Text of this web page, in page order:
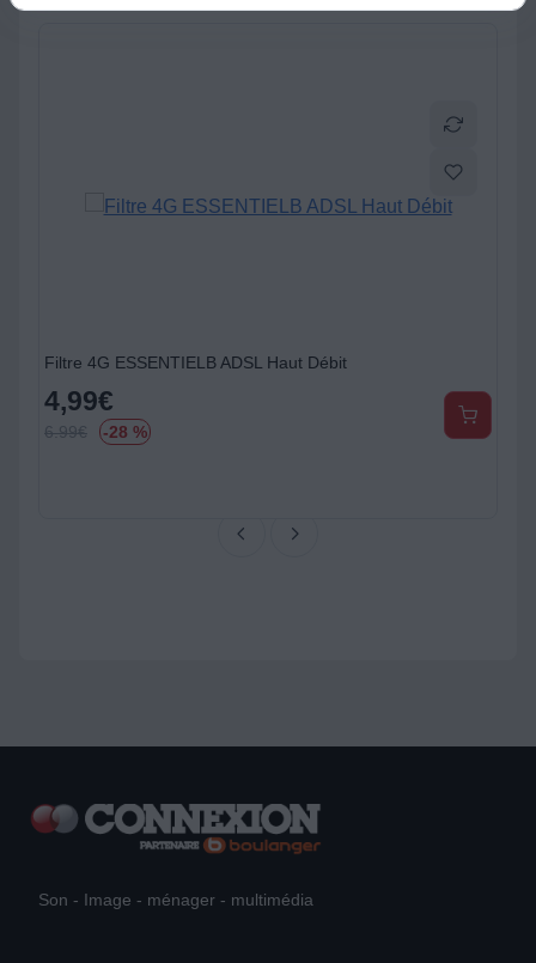
Filtre 4G ESSENTIELB ADSL Haut Débit
4,99€
6.99€ -28 %
Son - Image - ménager - multimédia